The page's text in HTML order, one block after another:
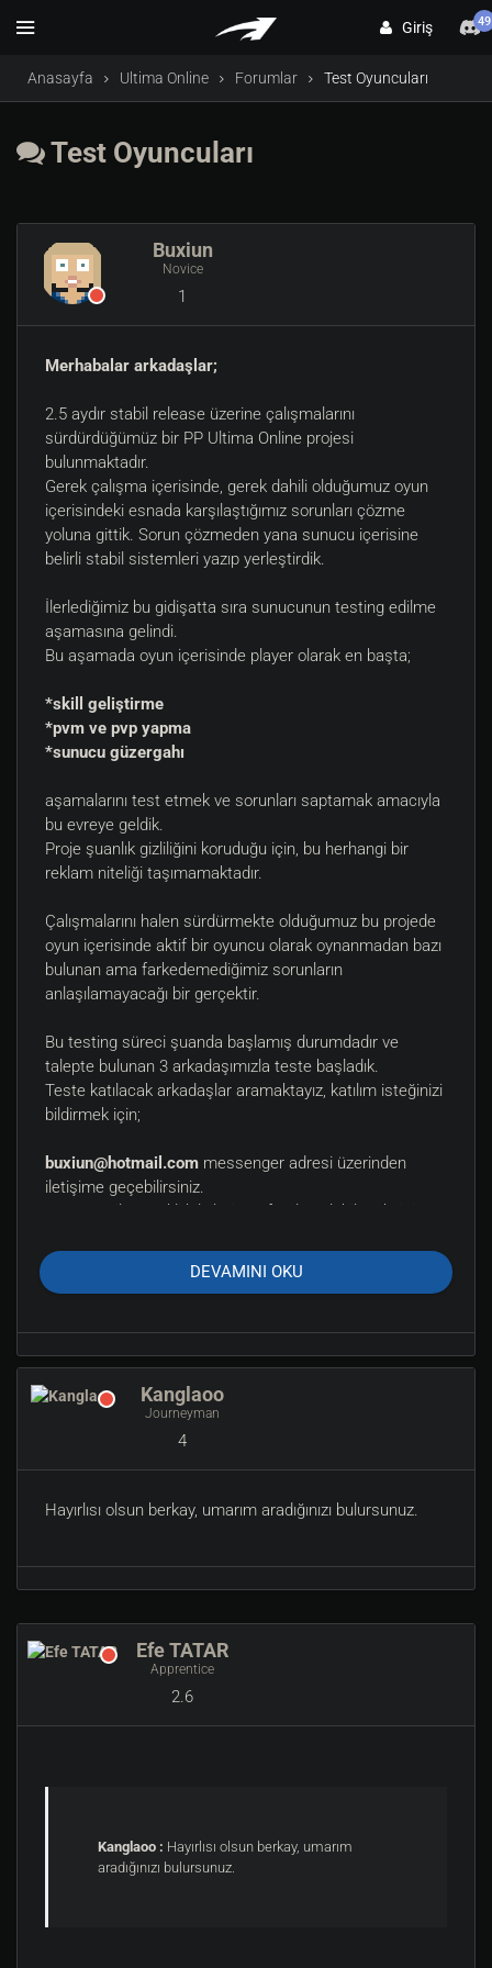
Giriş 49
Anasayfa Ultima Online Forumlar Test Oyuncuları
Test Oyuncuları
Buxiun
Novice
1
Merhabalar arkadaşlar;
2.5 aydır stabil release üzerine çalışmalarını
sürdürdüğümüz bir PP Ultima Online projesi
bulunmaktadır.
Gerek çalışma içerisinde, gerek dahili olduğumuz oyun
içerisindeki esnada karşılaştığımız sorunları çözme
yoluna gittik. Sorun çözmeden yana sunucu içerisine
belirli stabil sistemleri yazıp yerleştirdik.
İlerlediğimiz bu gidişatta sıra sunucunun testing edilme
aşamasına gelindi.
Bu aşamada oyun içerisinde player olarak en başta;
*skill geliştirme
*pvm ve pvp yapma
*sunucu güzergahı
aşamalarını test etmek ve sorunları saptamak amacıyla
bu evreye geldik.
Proje şuanlık gizliliğini koruduğu için, bu herhangi bir
reklam niteliği taşımamaktadır.
Çalışmalarını halen sürdürmekte olduğumuz bu projede
oyun içerisinde aktif bir oyuncu olarak oynanmadan bazı
bulunan ama farkedemediğimiz sorunların
anlaşılamayacağı bir gerçektir.
Bu testing süreci şuanda başlamış durumdadır ve
talepte bulunan 3 arkadaşımızla teste başladık.
Teste katılacak arkadaşlar aramaktayız, katılım isteğinizi
bildirmek için;
buxiun@hotmail.com messenger adresi üzerinden
iletişime geçebilirsiniz.
Bu vasıta ile gerekli bilgileri tarafımdan alabileceksiniz.
İyi forumlar.
DEVAMINI OKU
Kanglaoo
Journeyman
4
Hayırlısı olsun berkay, umarım aradığınızı bulursunuz.
Efe TATAR
Apprentice
2.6
Kanglaoo : Hayırlısı olsun berkay, umarım
aradığınızı bulursunuz.